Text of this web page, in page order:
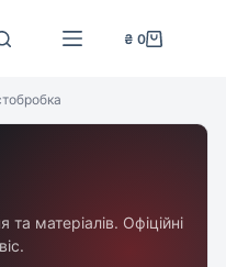
Кошик
₴ 0
матеріалів. Офіційні